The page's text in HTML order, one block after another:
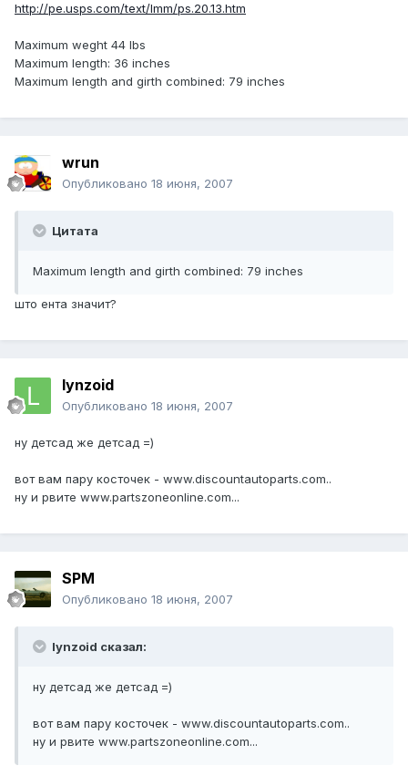
http://pe.usps.com/text/Imm/ps.20.13.htm
Maximum weght 44 lbs
Maximum length: 36 inches
Maximum length and girth combined: 79 inches
wrun
Опубликовано 18 июня, 2007
Цитата
Maximum length and girth combined: 79 inches
што ента значит?
lynzoid
Опубликовано 18 июня, 2007
ну детсад же детсад =)
вот вам пару косточек - www.discountautoparts.com..
ну и рвите www.partszoneonline.com...
SPM
Опубликовано 18 июня, 2007
lynzoid сказал:
ну детсад же детсад =)
вот вам пару косточек - www.discountautoparts.com..
ну и рвите www.partszoneonline.com...